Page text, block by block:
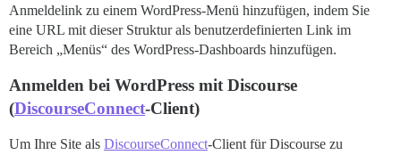
Anmeldelink zu einem WordPress-Menü hinzufügen, indem Sie
eine URL mit dieser Struktur als benutzerdefinierten Link im
Bereich „Menüs“ des WordPress-Dashboards hinzufügen.
Anmelden bei WordPress mit Discourse
(DiscourseConnect-Client)
Um Ihre Site als DiscourseConnect-Client für Discourse zu